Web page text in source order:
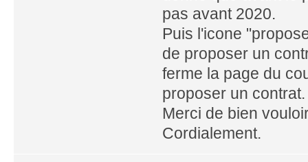
pas avant 2020.
Puis l'icone
de proposer un
ferme la page du
proposer un contrat.
Merci de bien
Cordialement.